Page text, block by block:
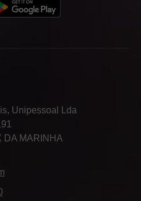
Unipessoal Lda
DA MARINHA